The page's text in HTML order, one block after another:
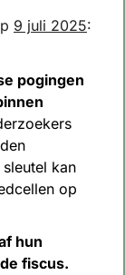
9 juli 2025:
pogingen
kan
op
hun